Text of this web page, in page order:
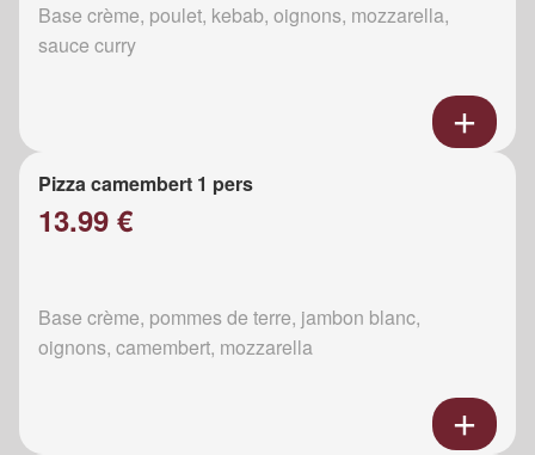
Base crème, poulet, kebab, oignons, mozzarella,
sauce curry
Pizza camembert 1 pers
13.99 €
Base crème, pommes de terre, jambon blanc,
oignons, camembert, mozzarella